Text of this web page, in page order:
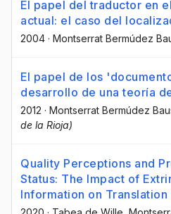
El papel del traductor en
actual: el caso del
2004 · Montserrat Bermúdez
El papel de los
desarrollo de una teoría
2012 · Montserrat Bermúdez
de la Rioja)
Quality Perceptions and
Status: The Impact of
Information on Translation